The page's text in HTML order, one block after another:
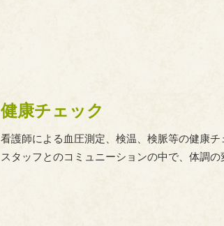
健康チェック
看護師による血圧測定、検温、検脈等の健康チ
スタッフとのコミュニーションの中で、体調の